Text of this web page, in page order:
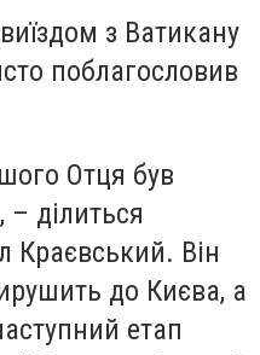
з Ватикану
поблагословив
Отця був
– ділиться
Краєвський. Він
до Києва, а
етап